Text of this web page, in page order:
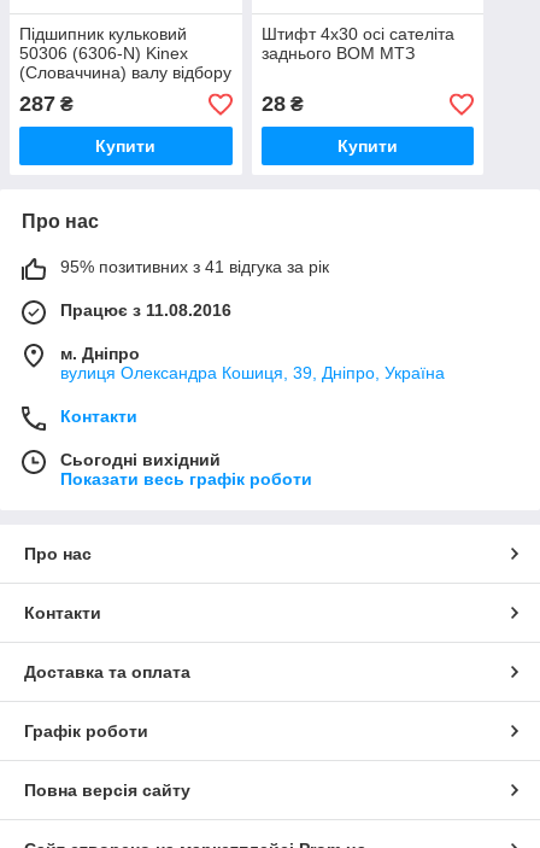
Підшипник кульковий
50306 (6306-N) Kinex
(Словаччина) валу відбору
канавкою
287 ₴
Купити
Штифт 4х30 осі сателіта
заднього ВОМ МТЗ
28₴
Купити
Про нас
95% позитивних з 41 відгука за рік
Працює з 11.08.2016
м. Дніпро
вулиця Олександра Кошиця, 39, Дніпро, Україна
Контакти
Сьогодні вихідний
Показати весь графік роботи
Про нас
Контакти
Доставка та оплата
Графік роботи
Повна версія сайту